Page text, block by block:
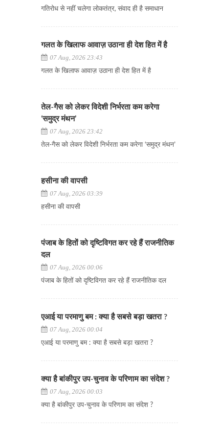
गतिरोध से नहीं चलेगा लोकतंत्र, संवाद ही है समाधान
गलत के खिलाफ आवाज़ उठाना ही देश हित में है
07 Aug, 2026 23:43
गलत के खिलाफ आवाज़ उठाना ही देश हित में है
तेल-गैस को लेकर विदेशी निर्भरता कम करेगा
‘समुद्र मंथन’
07 Aug, 2026 23:42
तेल-गैस को लेकर विदेशी निर्भरता कम करेगा ‘समुद्र मंथन’
हसीना की वापसी
07 Aug, 2026 03:39
हसीना की वापसी
पंजाब के हितों को दृष्टिविगत कर रहे हैं राजनीतिक
दल
07 Aug, 2026 00:06
पंजाब के हितों को दृष्टिविगत कर रहे हैं राजनीतिक दल
एआई या परमाणु बम : क्या है सबसे बड़ा खतरा ?
07 Aug, 2026 00:04
एआई या परमाणु बम : क्या है सबसे बड़ा खतरा ?
क्या है बांकीपुर उप-चुनाव के परिणाम का संदेश ?
07 Aug, 2026 00:03
क्या है बांकीपुर उप-चुनाव के परिणाम का संदेश ?